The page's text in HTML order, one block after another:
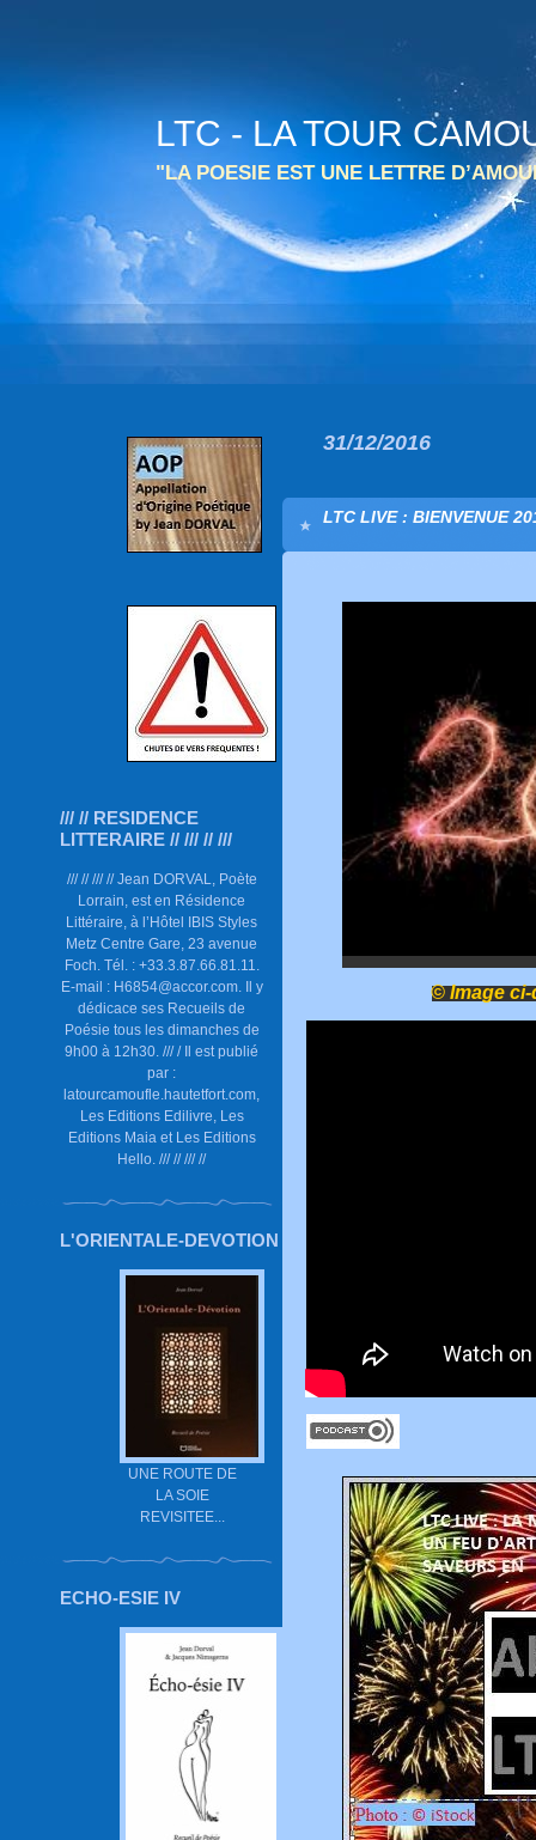
LTC - LA TOUR
"LA POESIE EST UNE LETTRE
/// // RESIDENCE
LITTERAIRE // /// // ///
/// // /// // Jean DORVAL, Poète
Lorrain, est en Résidence
Littéraire, à l’Hôtel IBIS Styles
Metz Centre Gare, 23 avenue
Foch. Tél. : +33.3.87.66.81.11.
E-mail : H6854@accor.com. Il y
dédicace ses Recueils de
Poésie tous les dimanches de
9h00 à 12h30. /// / Il est publié
par :
latourcamoufle.hautetfort.com,
Les Editions Edilivre, Les
Editions Maia et Les Editions
Hello. /// // /// //
L'ORIENTALE-DEVOTION
UNE ROUTE DE
LA SOIE
REVISITEE...
ECHO-ESIE IV
31/12/2016
LTC LIVE : BIENVENUE
© Image